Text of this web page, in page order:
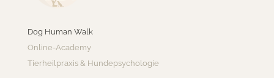
Dog Human Walk
Online-Academy
Tierheilpraxis & Hundepsychologie